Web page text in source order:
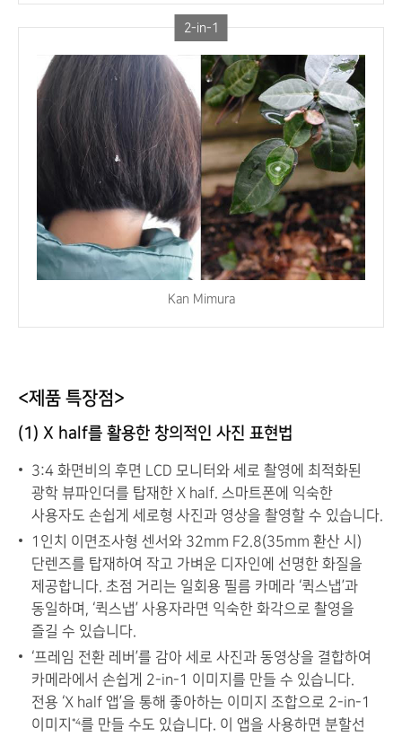
2-in-1
Kan Mimura
<제품 특장점>
(1) X half를 활용한 창의적인 사진 표현법
3:4 화면비의 후면 LCD 모니터와 세로 촬영에 최적화된
광학 뷰파인더를 탑재한 X half. 스마트폰에 익숙한
사용자도 손쉽게 세로형 사진과 영상을 촬영할 수 있습니다.
1인치 이면조사형 센서와 32mm F2.8(35mm 환산 시)
단렌즈를 탑재하여 작고 가벼운 디자인에 선명한 화질을
제공합니다. 초점 거리는 일회용 필름 카메라 ‘퀵스냅’과
동일하며, ‘퀵스냅’ 사용자라면 익숙한 화각으로 촬영을
즐길 수 있습니다.
‘프레임 전환 레버’를 감아 세로 사진과 동영상을 결합하여
카메라에서 손쉽게 2-in-1 이미지를 만들 수 있습니다.
전용 ‘X half 앱’을 통해 좋아하는 이미지 조합으로 2-in-1
이미지 *4를 만들 수도 있습니다. 이 앱을 사용하면 분할선